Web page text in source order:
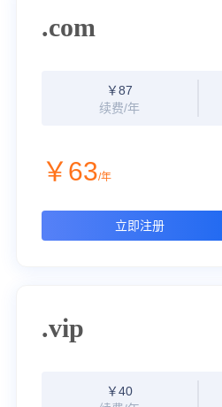
.com
￥87
续费/年
￥63/年
立即注册
.vip
￥40